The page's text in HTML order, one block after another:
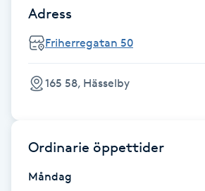
Hot Stone Massage
Hudföryngring
Huduppstramning
Adress
Friherregatan 50
165 58, Hässelby
Ordinarie öppettider
Måndag